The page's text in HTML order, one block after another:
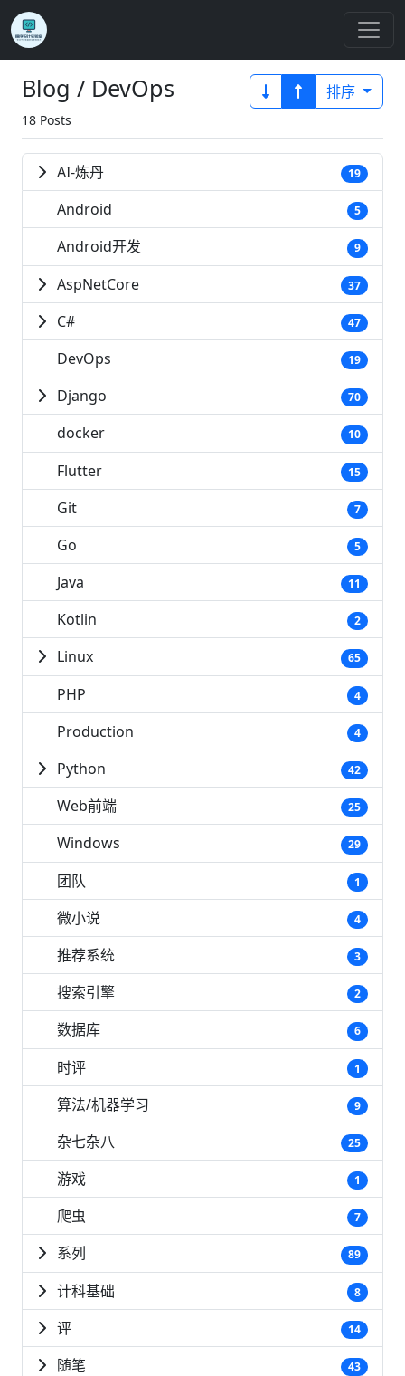
Blog / DevOps
18 Posts
排序
AI-炼丹 19
Android 5
Android开发 9
AspNetCore 37
C# 47
DevOps 19
Django 70
docker 10
Flutter 15
Git 7
Go 5
Java 11
Kotlin 2
Linux 65
PHP 4
Production 4
Python 42
Web前端 25
Windows 29
团队 1
微小说 4
推荐系统 3
搜索引擎 2
数据库 6
时评 1
算法/机器学习 9
杂七杂八 25
游戏 1
爬虫 7
系列 89
计科基础 8
评 14
随笔 43